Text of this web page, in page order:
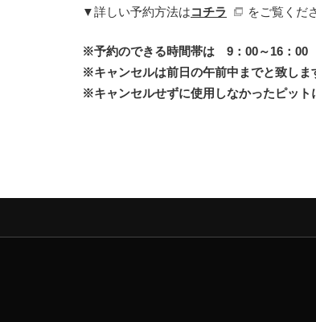
▼詳しい予約方法はコチラ をご覧くだ
※予約のできる時間帯は 9：00～16：
※キャンセルは前日の午前中までと致しま
※キャンセルせずに使用しなかったピッ